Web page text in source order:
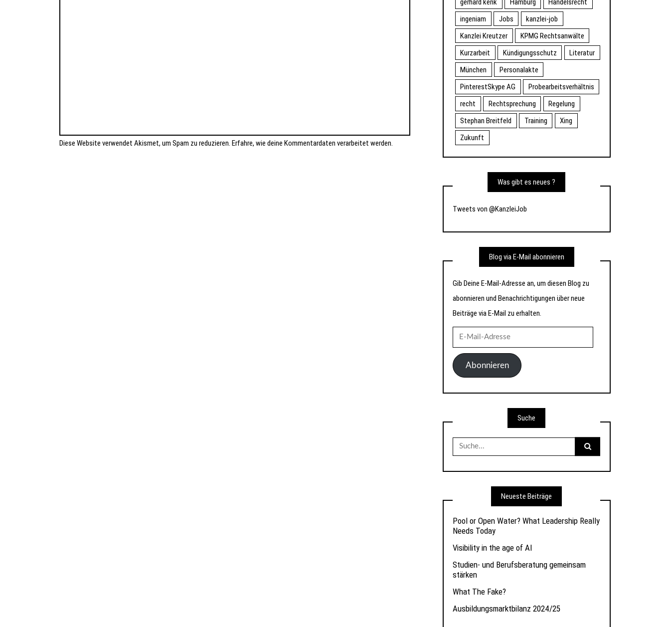
Diese Website verwendet Akismet, um Spam zu reduzieren. Erfahre, wie deine Kommentardaten verarbeitet werden.
ingeniam
Jobs
kanzlei-job
Kanzlei Kreutzer
KPMG Rechtsanwälte
Kurzarbeit
Kündigungsschutz
Literatur
München
Personalakte
PinterestSkype AG
Probearbeitsverhältnis
recht
Rechtsprechung
Regelung
Stephan Breitfeld
Training
Xing
Zukunft
Was gibt es neues ?
Tweets von @KanzleiJob
Blog via E-Mail abonnieren
Gib Deine E-Mail-Adresse an, um diesen Blog zu
abonnieren und Benachrichtigungen über neue
Beiträge via E-Mail zu erhalten.
Mail-
AdresseAbonnieren
Suche
Suche
nach:
Neueste Beiträge
Pool or Open Water? What Leadership Really
Needs Today
Visibility in the age of AI
Studien- und Berufsberatung gemeinsam
stärken
What The Fake?
Ausbildungsmarktbilanz 2024/25